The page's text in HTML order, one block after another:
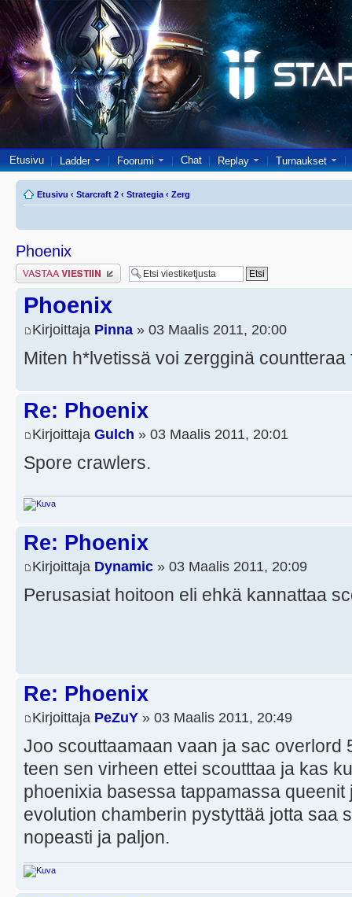
Etusivu Ladder Foorumi Chat Replay Turnaukset
Etusivu ‹ Starcraft 2 ‹ Strategia ‹ Zerg
Phoenix
Lähetä vastaus
Phoenix
Kirjoittaja Pinna » 03 Maalis 2011, 20:00
Miten h*lvetissä voi zergginä
Re: Phoenix
Kirjoittaja Gulch » 03 Maalis 2011, 20:01
Spore crawlers.
Re: Phoenix
Kirjoittaja Dynamic » 03 Maalis 2011, 20:09
Perusasiat hoitoon eli ehkä kannattaa
Re: Phoenix
Kirjoittaja PeZuY » 03 Maalis 2011, 20:49
Joo scouttaamaan vaan ja sac overlord
teen sen virheen ettei scoutttaa ja kas
phoenixia basessa tappamassa queenit
evolution chamberin pystyttää jotta saa
nopeasti ja paljon.